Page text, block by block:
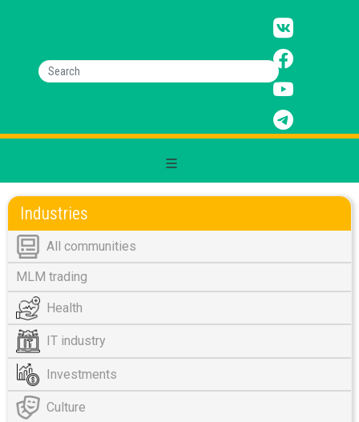
Industries
All communities
MLM trading
Health
IT industry
Investments
Culture